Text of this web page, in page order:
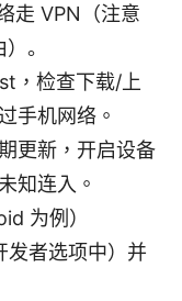
走 VPN（注意
。
，检查下载/上
手机网络。
更新，开启设备
知连入。
为例）
发者选项中）并